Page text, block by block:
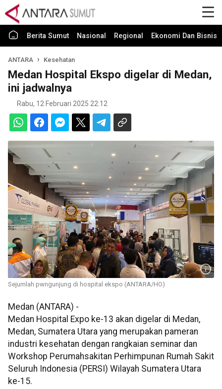
Berita Sumut Nasional Regional Ekonomi Dan Bisnis
ANTARA Kesehatan
Medan Hospital Ekspo digelar di Medan,
ini jadwalnya
Rabu, 12 Februari 2025 22:12
Sejumlah pwngunjung di hospital ekspo (ANTARA/HO)
Medan (ANTARA) -
Medan Hospital Expo ke-13 akan digelar di Medan,
Medan, Sumatera Utara yang merupakan pameran
industri kesehatan dengan rangkaian seminar dan
Workshop Perumahsakitan Perhimpunan Rumah Sakit
Seluruh Indonesia (PERSI) Wilayah Sumatera Utara
ke-15.